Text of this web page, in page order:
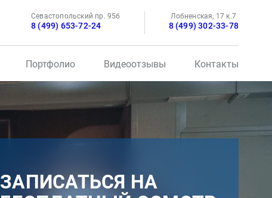
Севастопольский пр. 95б
8 (499) 653-72-24
Лобненская, 17 к.7
8 (499) 302-33-78
Портфолио Видеоотзывы Контакты
ЗАПИСАТЬСЯ НА